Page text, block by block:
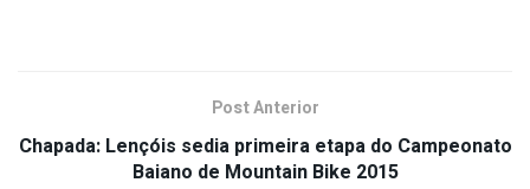
Post Anterior
Chapada: Lençóis sedia primeira etapa do Campeonato
Baiano de Mountain Bike 2015